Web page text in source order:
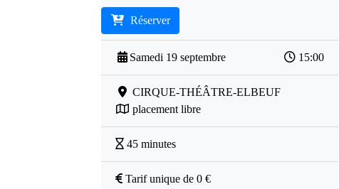
Réserver
Samedi 19 septembre 15:00
CIRQUE-THÉÂTRE-ELBEUF
placement libre
45 minutes
Tarif unique de 0 €